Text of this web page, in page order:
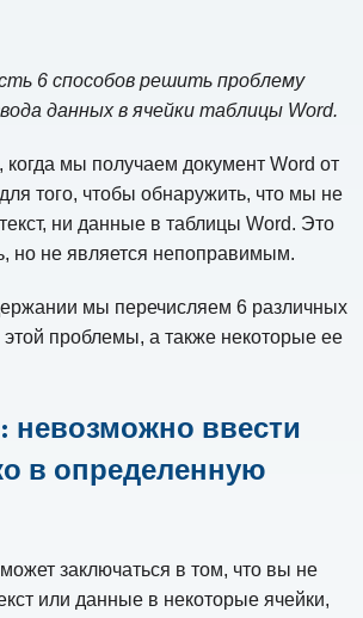
6 способов решить проблему
данных в ячейки таблицы Word.
мы получаем документ Word от
того, чтобы обнаружить, что мы не
ни данные в таблицы Word. Это
но не является непоправимым.
мы перечисляем 6 различных
проблемы, а также некоторые ее
невозможно ввести
в определенную
заключаться в том, что вы не
или данные в некоторые ячейки,